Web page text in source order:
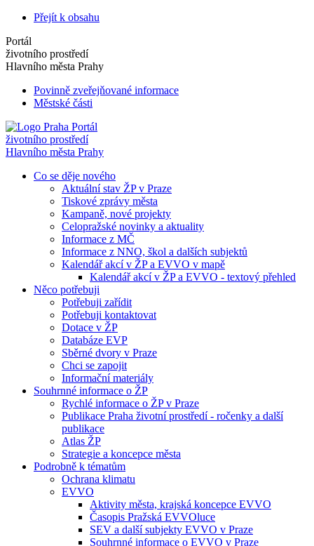
Přejít k obsahu
Portál
životního prostředí
Hlavního města Prahy
Povinně zveřejňované informace
Městské části
Portál
životního prostředí
Hlavního města Prahy
Co se děje nového
Aktuální stav ŽP v Praze
Tiskové zprávy města
Kampaně, nové projekty
Celopražské novinky a aktuality
Informace z MČ
Informace z NNO, škol a dalších subjektů
Kalendář akcí v ŽP a EVVO v mapě
Kalendář akcí v ŽP a EVVO - textový přehled
Něco potřebuji
Potřebuji zařídit
Potřebuji kontaktovat
Dotace v ŽP
Databáze EVP
Sběrné dvory v Praze
Chci se zapojit
Informační materiály
Souhrnné informace o ŽP
Rychlé informace o ŽP v Praze
Publikace Praha životní prostředí - ročenky a další
publikace
Atlas ŽP
Strategie a koncepce města
Podrobně k tématům
Ochrana klimatu
EVVO
Aktivity města, krajská koncepce EVVO
Časopis Pražská EVVOluce
SEV a další subjekty EVVO v Praze
Souhrnné informace o EVVO v Praze